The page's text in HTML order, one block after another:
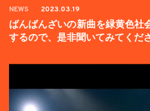
NEWS 2023.03.19
ばんばんざいの新曲を緑黄色社
するので、是非聞いてみてくだ